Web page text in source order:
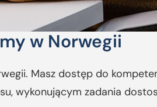
w Norwegii
Masz dostęp do
wykonującym zadania